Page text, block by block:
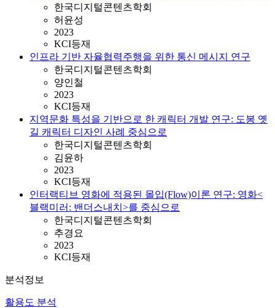
한국디지털콘텐츠학회
허윤성
2023
KCI등재
인프라 기반 자율협력주행을 위한 통신 메시지 연구
한국디지털콘텐츠학회
양인철
2023
KCI등재
지역문화 특성을 기반으로 한 캐릭터 개발 연구: 도봉 옛
길 캐릭터 디자인 사례 중심으로
한국디지털콘텐츠학회
김윤하
2023
KCI등재
인터랙티브 영화에 적용된 몰입(Flow)이론 연구: 영화<
블랙미러: 밴더스내치>를 중심으로
한국디지털콘텐츠학회
추경요
2023
KCI등재
분석정보
활용도 분석